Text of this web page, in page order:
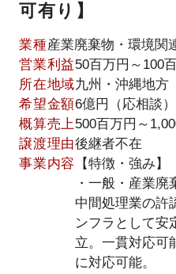
可有り】
業種産業廃棄物・環境関
営業利益50百万円～100
所在地域九州・沖縄地方
希望金額6億円（応相談）
概算売上500百万円～
譲渡理由後継者不在
事業内容
【特徴・強み】
・一般・産業
中間処理業の許
ンフラとして安
立。一貫対応可
に対応可能。